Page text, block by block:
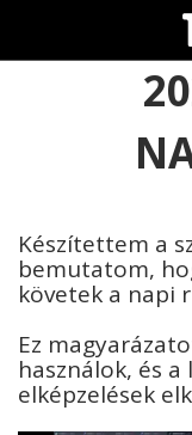
content
Készítettem a
bemutatom,
követek a napi
Ez
használok, és
elképzelések